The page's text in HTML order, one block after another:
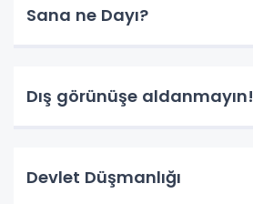
Sana ne Dayı?
Dış görünüşe aldanmayın!
Devlet Düşmanlığı